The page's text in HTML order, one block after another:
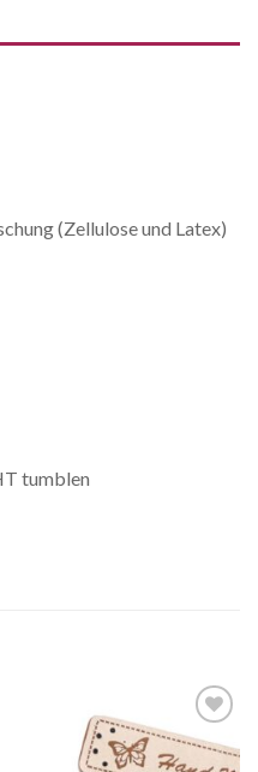
(Zellulose und Latex)
tumblen
Auf die
Wunschliste